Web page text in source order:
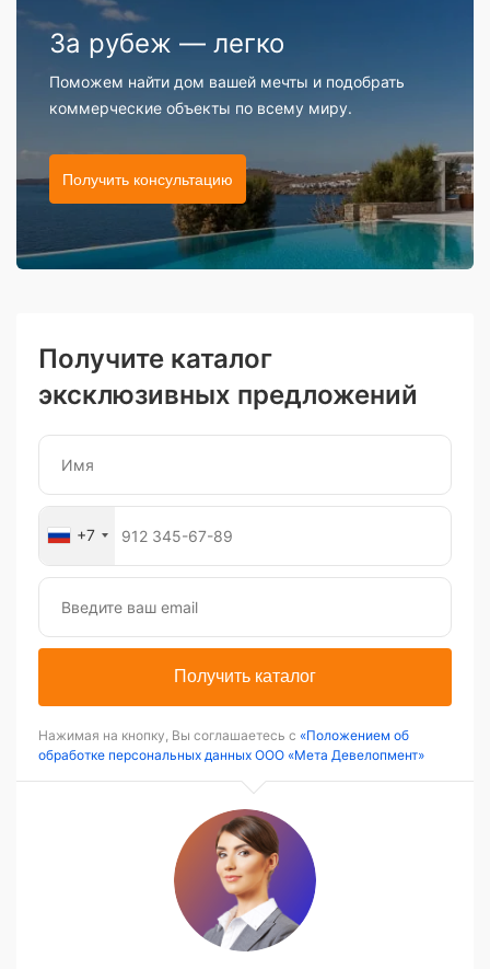
За рубеж — легко
Поможем найти дом вашей мечты и подобрать
коммерческие объекты по всему миру.
Получить консультацию
Получите каталог
эксклюзивных предложений
+7
Получить каталог
Нажимая на кнопку, Вы соглашаетесь с «Положением об
обработке персональных данных ООО «Мета Девелопмент»